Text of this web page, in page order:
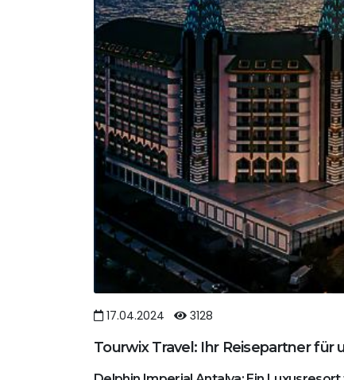
17.04.2024 3128
Tourwix Travel: Ihr Reisepartner